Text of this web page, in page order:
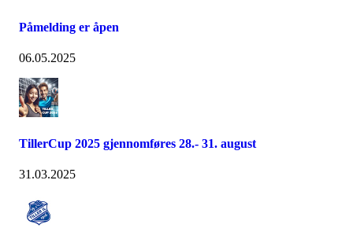
Påmelding er åpen
06.05.2025
TillerCup 2025 gjennomføres 28.- 31. august
31.03.2025